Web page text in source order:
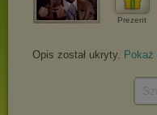
Prezent
Opis został ukryty. Pokaż